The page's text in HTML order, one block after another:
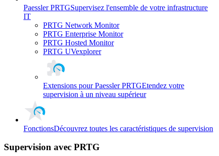
Paessler PRTGSupervisez l'ensemble de votre infrastructure
IT
PRTG Network Monitor
PRTG Enterprise Monitor
PRTG Hosted Monitor
PRTG UVexplorer
Extensions pour Paessler PRTGEtendez votre
supervision à un niveau supérieur
FonctionsDécouvrez toutes les caractéristiques de supervision
Supervision avec PRTG